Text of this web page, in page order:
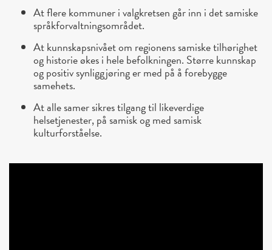
At flere kommuner i valgkretsen går inn i det samiske
språkforvaltningsområdet.
At kunnskapsnivået om regionens samiske tilhørighet
og historie økes i hele befolkningen. Større kunnskap
og positiv synliggjøring er med på å forebygge
samehets.
At alle samer sikres tilgang til likeverdige
helsetjenester, på samisk og med samisk
kulturforståelse.